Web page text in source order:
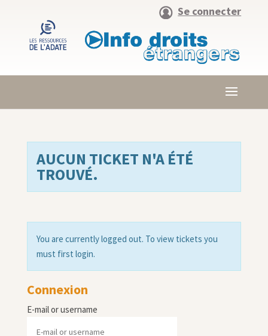
Se connecter
AUCUN TICKET N'A ÉTÉ
TROUVÉ.
You are currently logged out. To view tickets you
must first login.
Connexion
E-mail or username